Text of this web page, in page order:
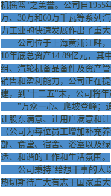
机摇篮"之美誉。公司自1955
万、30万和60万千瓦等系列
力工业的快速发展作出了重大
公司位于上海黄浦江畔，
10年底总资产14.89亿元，其
组、汽轮机备品备件及资产
销售和盈利能力，公司正在
建，到"十二五"末，公司将年
"万众一心、爬坡登峰；追
让股东满意、让用户满意和
（公司为每位员工增加补充
部、食堂、宿舍、浴室以及
适、和谐的工作和生活氛围。
公司秉持"给想干事的人以
热切期待广大有志于国家重